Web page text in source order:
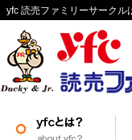
yfc 読売ファミリーサーク